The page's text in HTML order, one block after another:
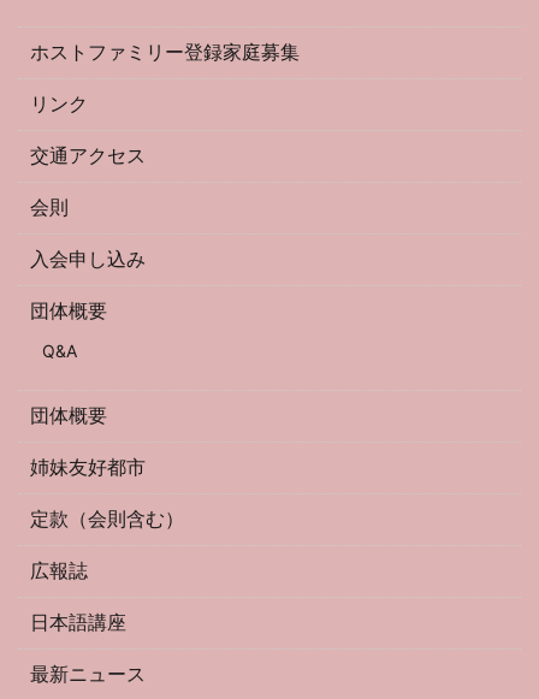
ホストファミリー登録家庭募集
リンク
交通アクセス
会則
入会申し込み
団体概要
Q&A
団体概要
姉妹友好都市
定款（会則含む）
広報誌
日本語講座
最新ニュース